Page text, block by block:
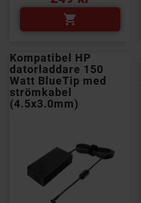

Kompatibel HP
datorladdare 150
Watt BlueTip med
strömkabel
(4.5x3.0mm)